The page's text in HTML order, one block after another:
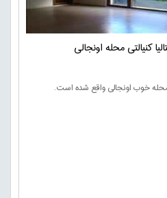
محله خوب اونجالی واقع شده است.